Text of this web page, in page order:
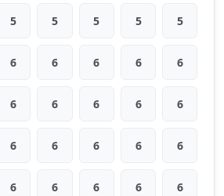
5 5 5 5 5
6 6 6 6 6
6 6 6 6 6
6 6 6 6 6
6 6 6 6 6